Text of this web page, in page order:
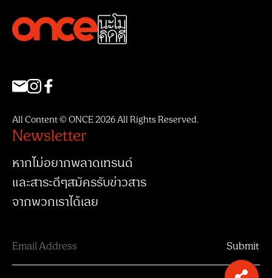
All Content © ONCE 2026 All Rights Reserved.
Newsletter
หากไม่อยากพลาดเทรนด์
และสาระดีๆสมัครรับข่าวสาร
จากพวกเราได้เลย